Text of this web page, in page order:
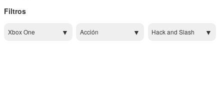
Filtros
Xbox One Acción Hack and Slash